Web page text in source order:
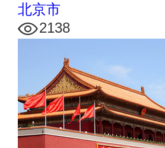
北京市
2138